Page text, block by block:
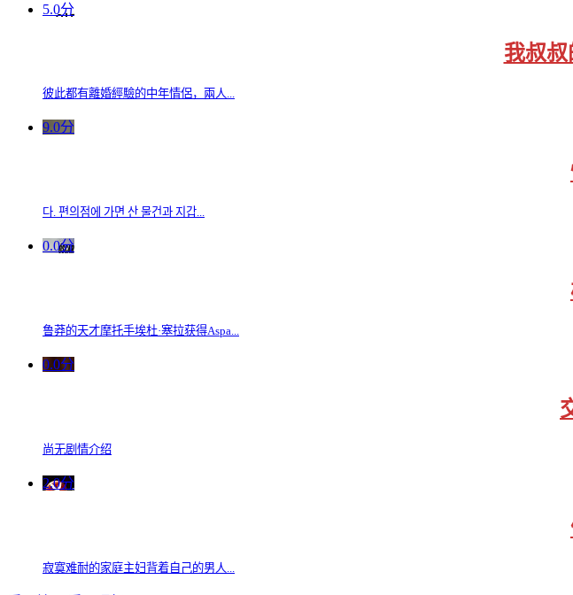
5.0分
我叔
彼此都有離婚經驗的中年情侶，兩人...
9.0分
다. 편의점에 가면 산 물건과 지갑...
0.0分
鲁莽的天才摩托手埃杜·塞拉获得Aspa...
0.0分
尚无剧情介绍
2.0分
寂寞难耐的家庭主妇背着自己的男人...